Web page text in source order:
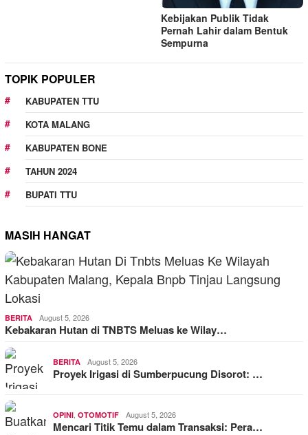
Kebijakan Publik Tidak
Pernah Lahir dalam Bentuk
Sempurna
TOPIK POPULER
KABUPATEN TTU
KOTA MALANG
KABUPATEN BONE
TAHUN 2024
BUPATI TTU
MASIH HANGAT
BERITA August 5, 2026
Kebakaran Hutan di TNBTS Meluas ke Wilay…
BERITA August 5, 2026
Proyek Irigasi di Sumberpucung Disorot: …
OPINI OTOMOTIF August 5, 2026
Mencari Titik Temu dalam Transaksi: Pera…